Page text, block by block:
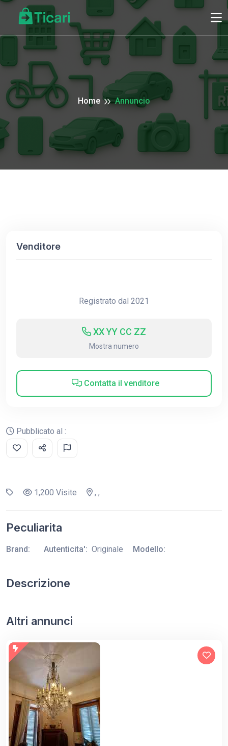
Home Annuncio
Venditore
Registrato dal 2021
XX YY CC ZZ
Mostra numero
Contatta il venditore
Pubblicato al :
1,200 Visite , ,
Peculiarita
Brand: Autenticita': Originale Modello:
Descrizione
Altri annunci